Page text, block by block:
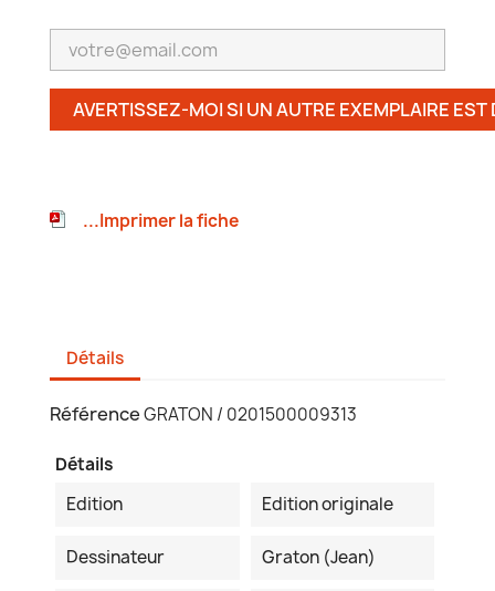
AVERTISSEZ-MOI SI UN AUTRE EXEMPLAIRE EST
...Imprimer la fiche
Détails
RéférenceGRATON / 0201500009313
Détails
Edition
Edition originale
Dessinateur Graton (Jean)